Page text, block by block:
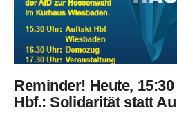
Reminder! Heute,
Hbf.: Solidarität statt